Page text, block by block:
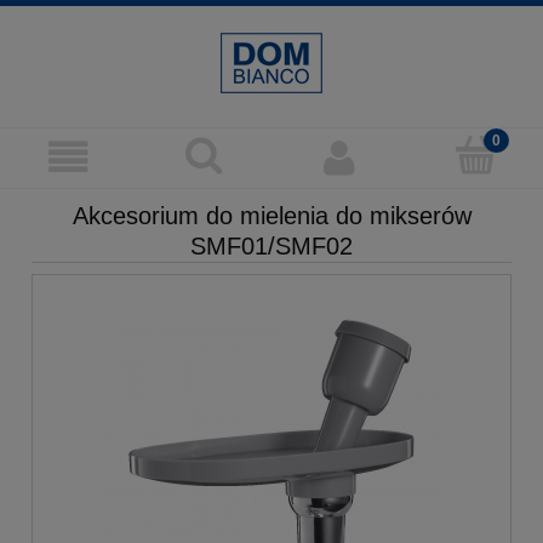
Akcesorium do mielenia do mikserów
SMF01/SMF02